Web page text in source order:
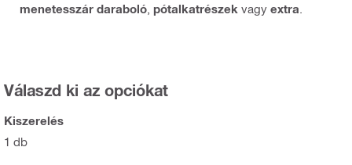
menetesszár daraboló pótalkatrészek vagy extra
Válaszd ki az opciókat
Kiszerelés
1 db